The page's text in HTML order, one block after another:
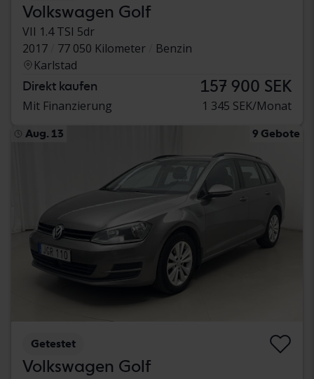
Volkswagen Golf
VII 1.4 TSI 5dr
2017
77 050 Kilometer
Benzin
Karlstad
Direkt kaufen 157 900 SEK
Mit Finanzierung 1 345 SEK/Monat
Aug. 13 9 Gebote
Getestet
Volkswagen Golf